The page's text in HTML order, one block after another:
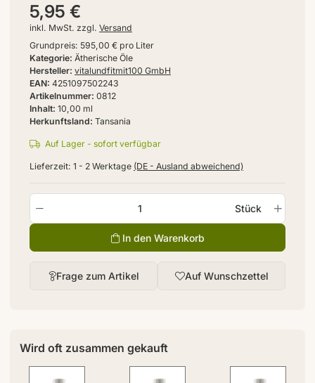
Inhalt 10,00 ml
Hersteller vitalundfitmit100 GmbH
Artikelnummer 0812
EAN 4251097502243
Herkunftsland Tansania
Kategorie Ätherische Öle
5,95 €
inkl. MwSt. zzgl. Versand
Grundpreis: 595,00 € pro Liter
Frage zum Artikel Auf Wunschzettel
Stück
In den Warenkorb
Auf Lager - sofort verfügbar
Lieferzeit: 1 - 2 Werktage (DE - Ausland abweichend)
Wird oft zusammen gekauft